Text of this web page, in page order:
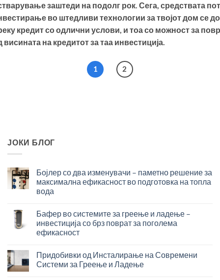
заштеди на подолг рок. Сега, средствата
во штедливи технологии за твојот дом се
кредит со одлични услови, и тоа со можност за
висината на кредитот за таа инвестиција.
1 2
ЈОКИ БЛОГ
Бојлер со два изменувачи – паметно решение за
максимална ефикасност во подготовка на топла
вода
со
изменувачи
–
решение
за
максимална
Бафер во системите за греење и ладење –
инвестиција со брз поврат за поголема
ефикасност
во
системите
за
Придобивки од Инсталирање на Современи
Системи за Греење и Ладење